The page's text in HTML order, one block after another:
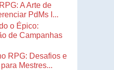
A Arte de
PdMs I...
o Épico:
de Campanhas
RPG: Desafios e
Mestres...